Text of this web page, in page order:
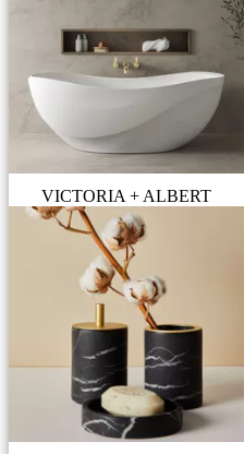
VICTORIA + ALBERT